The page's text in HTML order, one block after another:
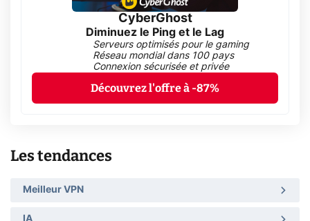
CyberGhost
Diminuez le Ping et le Lag
Serveurs optimisés pour le gaming
Réseau mondial dans 100 pays
Connexion sécurisée et privée
Découvrez l'offre à -87%
Les tendances
Meilleur VPN
IA